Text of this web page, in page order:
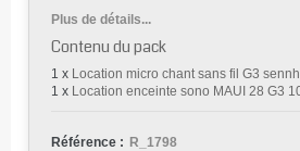
Plus de détails...
Contenu du pack
1 x Location micro chant sans fil G3
1 x Location enceinte sono MAUI 28 G3
Référence : R_1798